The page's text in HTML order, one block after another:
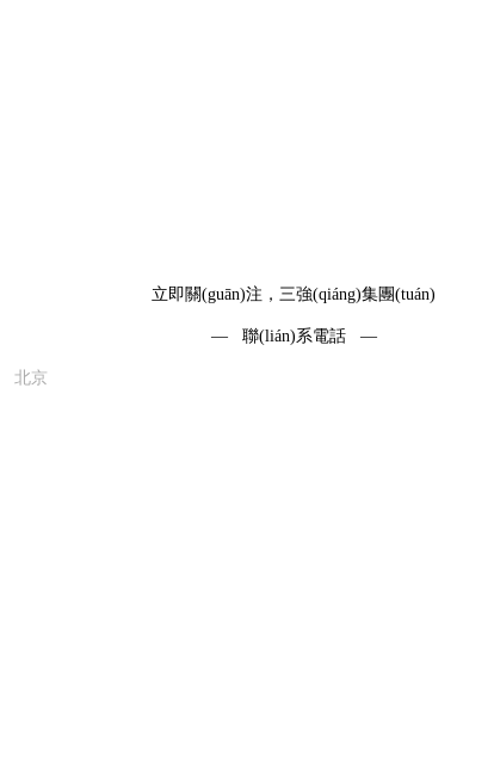
立即關(guān)注，三強(qiáng)集團(tuán)
— 聯(lián)系電話 —
北京